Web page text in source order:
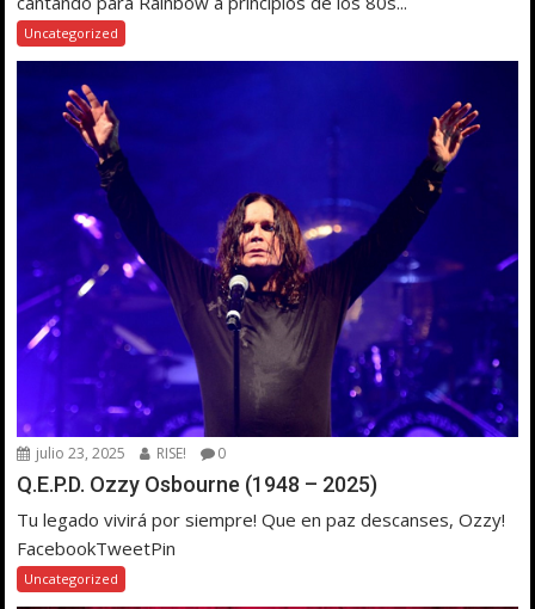
Uncategorized
julio 23, 2025 RISE! 0
Q.E.P.D. Ozzy Osbourne (1948 – 2025)
Tu legado vivirá por siempre! Que en paz descanses, Ozzy!
FacebookTweetPin
Uncategorized